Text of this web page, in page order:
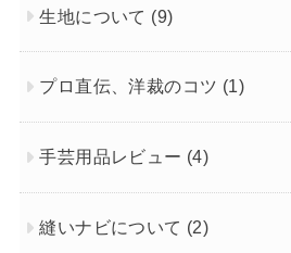
生地について (9)
プロ直伝、洋裁のコツ (1)
手芸用品レビュー (4)
縫いナビについて (2)